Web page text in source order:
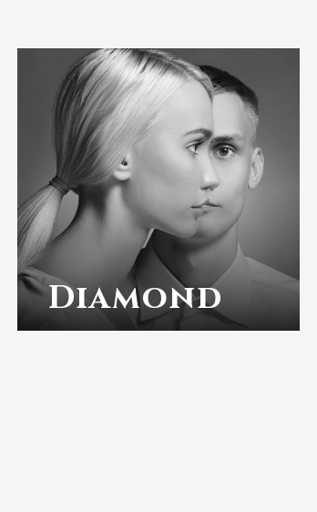
Diamond